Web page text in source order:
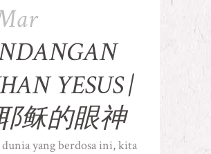
YESUS |
稣的眼神
dunia yang berdosa ini, kita